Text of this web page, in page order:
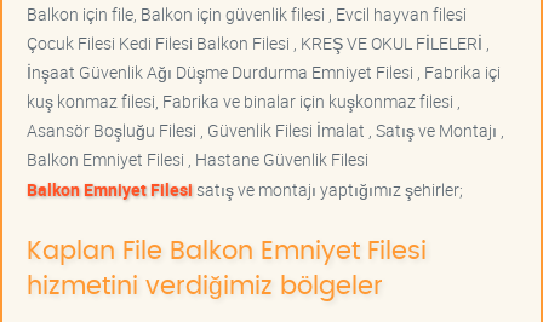
Balkon için file, Balkon için güvenlik filesi , Evcil hayvan filesi
Çocuk Filesi Kedi Filesi Balkon Filesi , KREŞ VE OKUL FİLELERİ ,
İnşaat Güvenlik Ağı Düşme Durdurma Emniyet Filesi , Fabrika içi
kuş konmaz filesi, Fabrika ve binalar için kuşkonmaz filesi ,
Asansör Boşluğu Filesi , Güvenlik Filesi İmalat , Satış ve Montajı ,
Balkon Emniyet Filesi , Hastane Güvenlik Filesi
Balkon Emniyet Filesisatış ve montajı yaptığımız şehirler;
Kaplan File Balkon Emniyet Filesi
hizmetini verdiğimiz bölgeler